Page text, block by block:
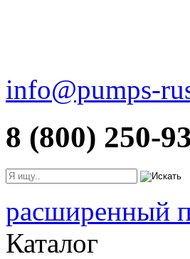
info@pumps-
8 (800) 250-
расширенный
Каталог